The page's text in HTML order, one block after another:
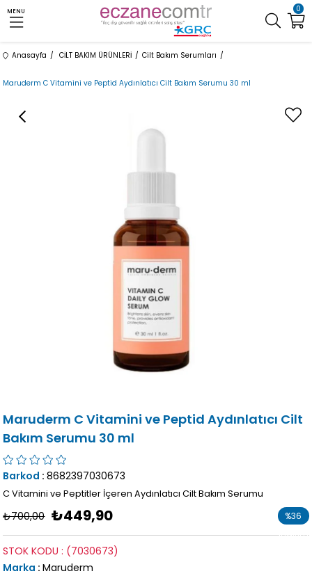
0
MENU
Anasayfa CİLT BAKIM ÜRÜNLERİ Cilt Bakım Serumları
Maruderm C Vitamini ve Peptid Aydınlatıcı Cilt Bakım Serumu 30 ml
Maruderm C Vitamini ve Peptid Aydınlatıcı Cilt
Bakım Serumu 30 ml
Barkod : 8682397030673
C Vitamini ve Peptitler İçeren Aydınlatıcı Cilt Bakım Serumu
₺700,00 ₺449,90 %36
İndirim
(7030673)
STOK KODU
Marka : Maruderm